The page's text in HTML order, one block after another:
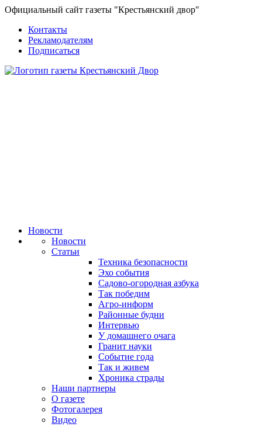
Официальный сайт газеты "Крестьянский двор"
Контакты
Рекламодателям
Подписаться
Новости
Новости
Статьи
Техника безопасности
Эхо события
Садово-огородная азбука
Так победим
Агро-информ
Районные будни
Интервью
У домашнего очага
Гранит науки
Событие года
Так и живем
Хроника страды
Наши партнеры
О газете
Фотогалерея
Видео